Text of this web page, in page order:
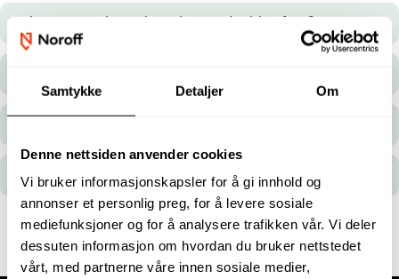
Samtykke Detaljer Om
Denne nettsiden anvender cookies
Vi bruker informasjonskapsler for å gi innhold og
annonser et personlig preg, for å levere sosiale
mediefunksjoner og for å analysere trafikken vår. Vi deler
dessuten informasjon om hvordan du bruker nettstedet
vårt, med partnerne våre innen sosiale medier,
Regarding residence permits to study in Norway